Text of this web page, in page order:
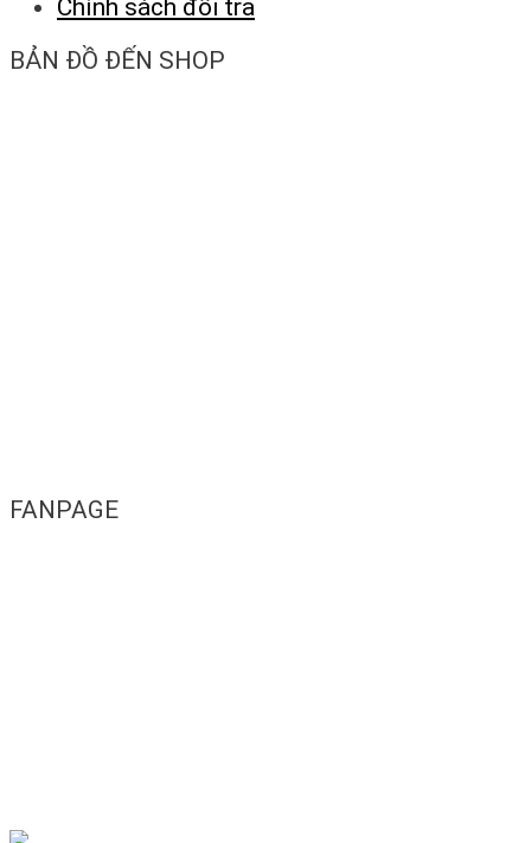
Chính sách đổi trả
BẢN ĐỒ ĐẾN SHOP
FANPAGE